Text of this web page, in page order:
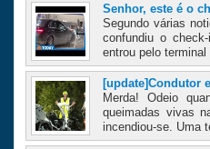
Senhor, este é o
Segundo várias
confundiu o
entrou pelo terminal
[update]Condutor
Merda! Odeio
queimadas vivas
incendiou-se. Uma